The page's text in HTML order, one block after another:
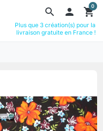
search  shopping_cart
0
Plus que 3 création(s) pour la
livraison gratuite en France !